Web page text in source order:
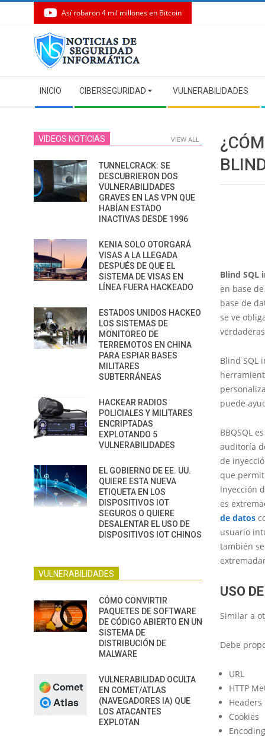
Así robaron 4 mil millones en Bitcoin
Navigation
Menu
INICIO CIBERSEGURIDAD VULNERABILIDADES
Blind SQL
en base
base de
se ve
Blind SQL
puede
BBQSQL
auditoría
de
que
inyección
es
de datos
usuario
también
USO
Similar a
Debe
URL
HTTP
Headers
Cookies
VIDEOS NOTICIAS VIEW ALL
TUNNELCRACK: SE
DESCUBRIERON DOS
VULNERABILIDADES
GRAVES EN LAS VPN QUE
HABÍAN ESTADO
INACTIVAS DESDE 1996
KENIA SOLO OTORGARÁ
VISAS A LA LLEGADA
DESPUÉS DE QUE EL
SISTEMA DE VISAS EN
LÍNEA FUERA HACKEADO
ESTADOS UNIDOS HACKEO
LOS SISTEMAS DE
MONITOREO DE
TERREMOTOS EN CHINA
PARA ESPIAR BASES
MILITARES
SUBTERRÁNEAS
HACKEAR RADIOS
POLICIALES Y MILITARES
ENCRIPTADAS
EXPLOTANDO 5
VULNERABILIDADES
EL GOBIERNO DE EE. UU.
QUIERE ESTA NUEVA
ETIQUETA EN LOS
DISPOSITIVOS IOT
SEGUROS O QUIERE
DESALENTAR EL USO DE
DISPOSITIVOS IOT CHINOS
VULNERABILIDADES
CÓMO CONVIRTIR
PAQUETES DE SOFTWARE
DE CÓDIGO ABIERTO EN UN
SISTEMA DE
DISTRIBUCIÓN DE
MALWARE
VULNERABILIDAD OCULTA
EN COMET/ATLAS
(NAVEGADORES IA) QUE
LOS ATACANTES
EXPLOTAN